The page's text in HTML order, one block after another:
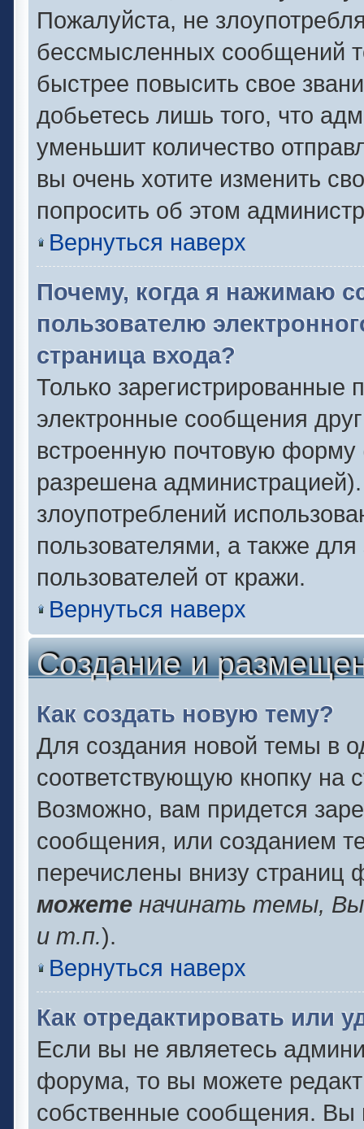
Пожалуйста, не
бессмысленных сообщений
быстрее повысить свое
добьетесь лишь того, что
уменьшит количество
вы очень хотите изменить
попросить об этом
Вернуться наверх
Почему, когда я нажимаю
пользователю
страница входа?
Только зарегистрированные
электронные сообщения
встроенную почтовую
разрешена
злоупотреблений
пользователями, а также
пользователей от кражи.
Вернуться наверх
Создание и
Как создать новую тему?
Для создания новой темы в
соответствующую кнопку
Возможно, вам придется
сообщения, или созданием
перечислены внизу
можете начинать темы,
и т.п.).
Вернуться наверх
Как отредактировать или
Если вы не являетесь
форума, то вы можете
собственные сообщения. Вы